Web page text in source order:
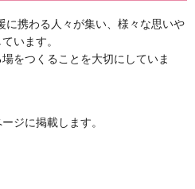
に携わる人々が集い、様々な思いや
います。
をつくることを大切にしていま
ジに掲載します。